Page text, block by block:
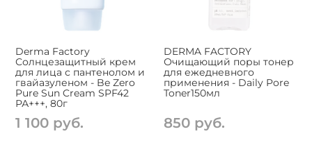
Derma Factory
Солнцезащитный крем
для лица с пантенолом и
гвайазуленом - Be Zero
Pure Sun Cream SPF42
РА+++, 80г
1 100 руб.
DERMA FACTORY
Очищающий поры тонер
для ежедневного
применения - Daily Pore
Toner150мл
850 руб.